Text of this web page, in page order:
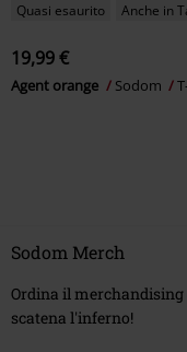
Quasi esaurito Anche in
19,99 €
Agent orange Sodom
Sodom Merch
Ordina il merchandising
scatena l'inferno!